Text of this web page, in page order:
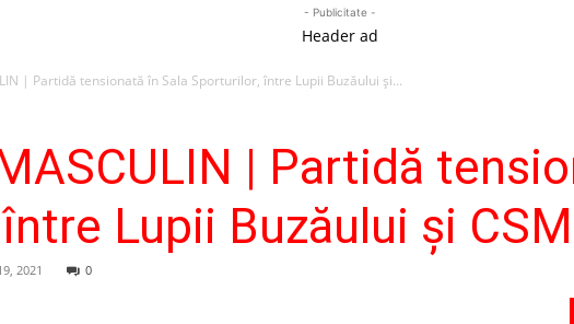
Sportiv
- Publicitate -
Header ad
| Partidă tensionată în Sala Sporturilor, între Lupii Buzăului și...
| Partidă
Lupii Buzăului și
2021 0